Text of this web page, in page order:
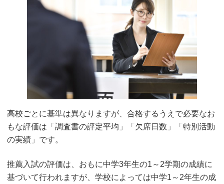
高校ごとに基準は異なりますが、合格するうえで必要なお
もな評価は「調査書の評定平均」「欠席日数」「特別活動
の実績」です。
推薦入試の評価は、おもに中学3年生の1～2学期の成績に
基づいて行われますが、学校によっては中学1～2年生の成